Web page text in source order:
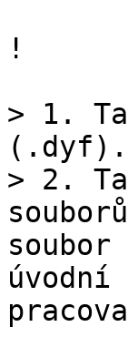
!
> 1.
(.dyf).
> 2.